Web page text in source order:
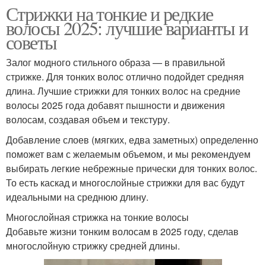
Стрижки на тонкие и редкие
волосы 2025: лучшие варианты и
советы
Залог модного стильного образа — в правильной
стрижке. Для тонких волос отлично подойдет средняя
длина. Лучшие стрижки для тонких волос на средние
волосы 2025 года добавят пышности и движения
волосам, создавая объем и текстуру.
Добавление слоев (мягких, едва заметных) определенно
поможет вам с желаемым объемом, и мы рекомендуем
выбирать легкие небрежные прически для тонких волос.
То есть каскад и многослойные стрижки для вас будут
идеальными на среднюю длину.
Многослойная стрижка на тонкие волосы
Добавьте жизни тонким волосам в 2025 году, сделав
многослойную стрижку средней длины.